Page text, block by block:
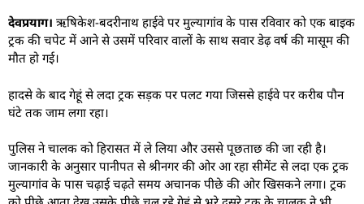
देवप्रयाग। ऋषिकेश-बदरीनाथ हाईवे पर मुल्यागांव के पास रविवार को एक बाइक
ट्रक की चपेट में आने से उसमें परिवार वालों के साथ सवार डेढ़ वर्ष की मासूम की
मौत हो गई।
हादसे के बाद गेहूं से लदा ट्रक सड़क पर पलट गया जिससे हाईवे पर करीब पौन
घंटे तक जाम लगा रहा।
पुलिस ने चालक को हिरासत में ले लिया और उससे पूछताछ की जा रही है।
जानकारी के अनुसार पानीपत से श्रीनगर की ओर आ रहा सीमेंट से लदा एक ट्रक
मुल्यागांव के पास चढ़ाई चढ़ते समय अचानक पीछे की ओर खिसकने लगा। ट्रक